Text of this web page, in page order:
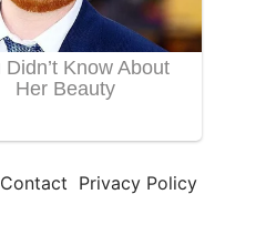
Contact Privacy Policy